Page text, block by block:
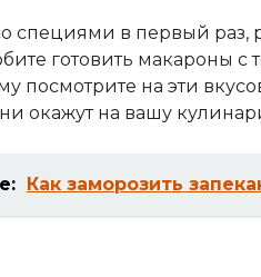
специями в первый
готовить макароны
посмотрите на эти
окажут на вашу
Как заморозить